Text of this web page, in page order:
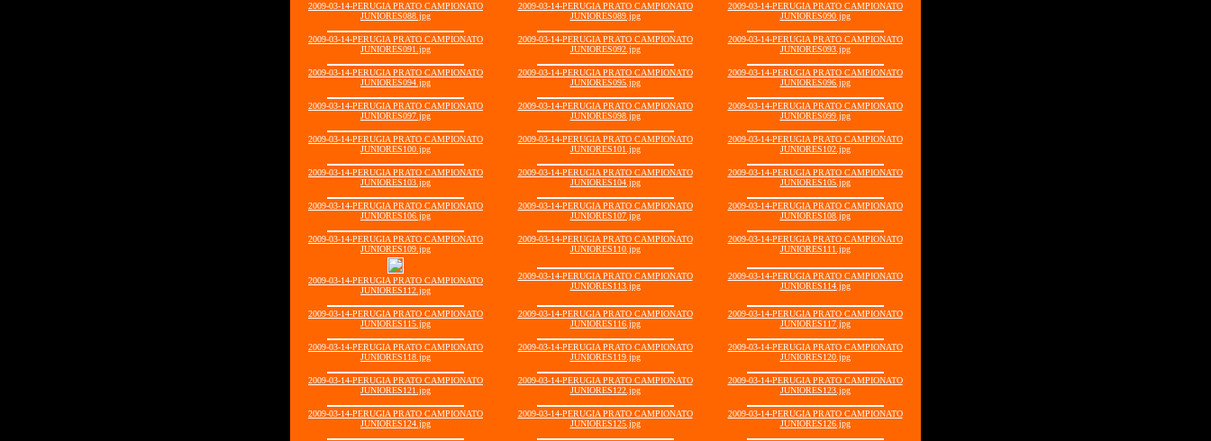
2009-03-14-PERUGIA PRATO CAMPIONATO
JUNIORES088.jpg
2009-03-14-PERUGIA PRATO CAMPIONATO
JUNIORES089.jpg
2009-03-14-PERUGIA PRATO CAMPIONATO
JUNIORES090.jpg
2009-03-14-PERUGIA PRATO CAMPIONATO
JUNIORES091.jpg
2009-03-14-PERUGIA PRATO CAMPIONATO
JUNIORES092.jpg
2009-03-14-PERUGIA PRATO CAMPIONATO
JUNIORES093.jpg
2009-03-14-PERUGIA PRATO CAMPIONATO
JUNIORES094.jpg
2009-03-14-PERUGIA PRATO CAMPIONATO
JUNIORES095.jpg
2009-03-14-PERUGIA PRATO CAMPIONATO
JUNIORES096.jpg
2009-03-14-PERUGIA PRATO CAMPIONATO
JUNIORES097.jpg
2009-03-14-PERUGIA PRATO CAMPIONATO
JUNIORES098.jpg
2009-03-14-PERUGIA PRATO CAMPIONATO
JUNIORES099.jpg
2009-03-14-PERUGIA PRATO CAMPIONATO
JUNIORES100.jpg
2009-03-14-PERUGIA PRATO CAMPIONATO
JUNIORES101.jpg
2009-03-14-PERUGIA PRATO CAMPIONATO
JUNIORES102.jpg
2009-03-14-PERUGIA PRATO CAMPIONATO
JUNIORES103.jpg
2009-03-14-PERUGIA PRATO CAMPIONATO
JUNIORES104.jpg
2009-03-14-PERUGIA PRATO CAMPIONATO
JUNIORES105.jpg
2009-03-14-PERUGIA PRATO CAMPIONATO
JUNIORES106.jpg
2009-03-14-PERUGIA PRATO CAMPIONATO
JUNIORES107.jpg
2009-03-14-PERUGIA PRATO CAMPIONATO
JUNIORES108.jpg
2009-03-14-PERUGIA PRATO CAMPIONATO
JUNIORES109.jpg
2009-03-14-PERUGIA PRATO CAMPIONATO
JUNIORES110.jpg
2009-03-14-PERUGIA PRATO CAMPIONATO
JUNIORES111.jpg
2009-03-14-PERUGIA PRATO CAMPIONATO
JUNIORES112.jpg
2009-03-14-PERUGIA PRATO CAMPIONATO
JUNIORES113.jpg
2009-03-14-PERUGIA PRATO CAMPIONATO
JUNIORES114.jpg
2009-03-14-PERUGIA PRATO CAMPIONATO
JUNIORES115.jpg
2009-03-14-PERUGIA PRATO CAMPIONATO
JUNIORES116.jpg
2009-03-14-PERUGIA PRATO CAMPIONATO
JUNIORES117.jpg
2009-03-14-PERUGIA PRATO CAMPIONATO
JUNIORES118.jpg
2009-03-14-PERUGIA PRATO CAMPIONATO
JUNIORES119.jpg
2009-03-14-PERUGIA PRATO CAMPIONATO
JUNIORES120.jpg
2009-03-14-PERUGIA PRATO CAMPIONATO
JUNIORES121.jpg
2009-03-14-PERUGIA PRATO CAMPIONATO
JUNIORES122.jpg
2009-03-14-PERUGIA PRATO CAMPIONATO
JUNIORES123.jpg
2009-03-14-PERUGIA PRATO CAMPIONATO
JUNIORES124.jpg
2009-03-14-PERUGIA PRATO CAMPIONATO
JUNIORES125.jpg
2009-03-14-PERUGIA PRATO CAMPIONATO
JUNIORES126.jpg